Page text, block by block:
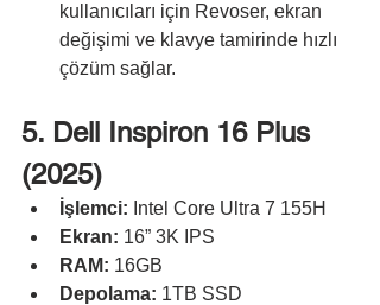
kullanıcıları için Revoser, ekran
değişimi ve klavye tamirinde hızlı
çözüm sağlar.
5. Dell Inspiron 16 Plus
(2025)
İşlemci: Intel Core Ultra 7 155H
Ekran: 16” 3K IPS
RAM: 16GB
Depolama: 1TB SSD